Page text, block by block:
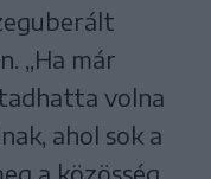
„Ha már
volna
ahol sok a
a közösség